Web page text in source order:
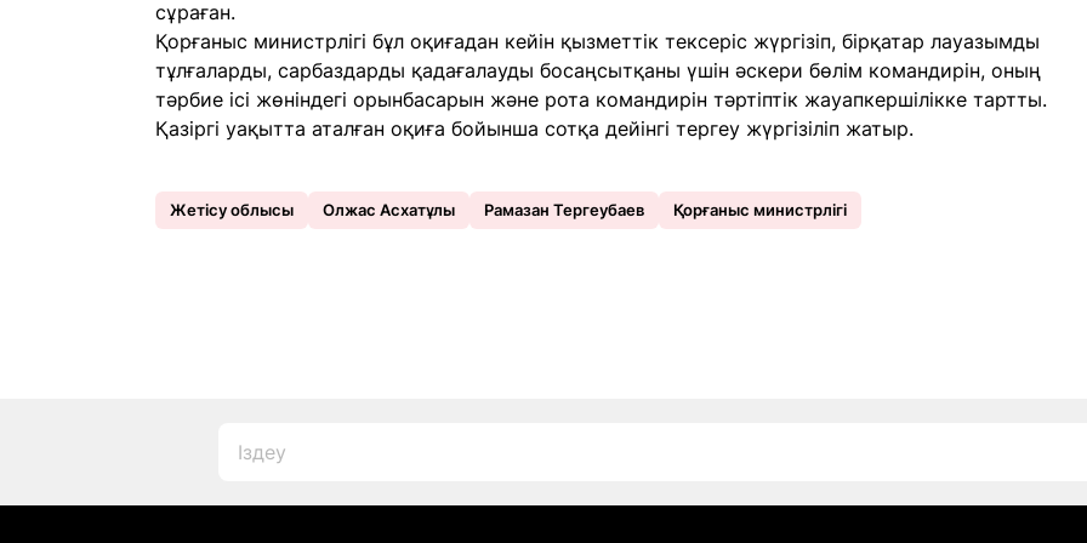
сұраған.
Қорғаныс министрлігі бұл оқиғадан кейін қызметтік тексеріс жүргізіп, бірқатар лауазымды
тұлғаларды, сарбаздарды қадағалауды босаңсытқаны үшін әскери бөлім командирін, оның
тәрбие ісі жөніндегі орынбасарын және рота командирін тәртіптік жауапкершілікке тартты.
Қазіргі уақытта аталған оқиға бойынша сотқа дейінгі тергеу жүргізіліп жатыр.
Жетісу облысы Олжас Асхатұлы Рамазан Тергеубаев Қорғаныс министрлігі